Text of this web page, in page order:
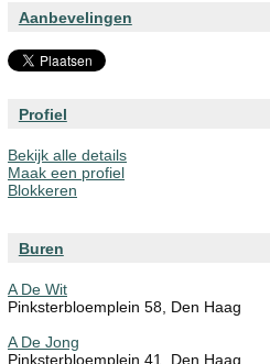
Aanbevelingen
Profiel
Bekijk alle details
Maak een profiel
Blokkeren
Buren
A De Wit
Pinksterbloemplein 58, Den Haag
A De Jong
Pinksterbloemplein 41, Den Haag